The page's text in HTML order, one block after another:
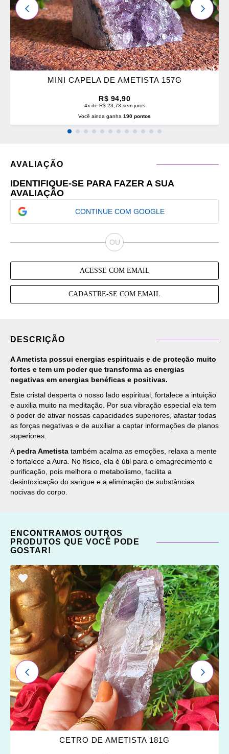
MINI CAPELA DE AMETISTA 157G
R$ 94,90
4x de R$ 23,73 sem juros
Você ainda ganha 190 pontos
ANTERIOR
AVALIAÇÃO
IDENTIFIQUE-SE PARA FAZER A SUA
AVALIAÇÃO
CONTINUE COM GOOGLE
ACESSE COM EMAIL
CADASTRE-SE COM EMAIL
DESCRIÇÃO
AAmetista possui energias espirituais e de proteção muito
fortes e tem um poder que transforma as energias
negativas em energias benéficas e positivas.
Este cristal desperta o nosso lado espiritual, fortalece a intuição
e auxilia muito na meditação. Por sua vibração especial ela tem
o poder de ativar nossas capacidades superiores, afastar todas
as forças negativas e de auxiliar a captar informações de planos
superiores.
A pedra Ametista também acalma as emoções, relaxa a mente
e fortalece a Aura. No físico, ela é útil para o emagrecimento e
purificação, pois melhora o metabolismo, facilita a
desintoxicação do sangue e a eliminação de substâncias
nocivas do corpo.
ENCONTRAMOS OUTROS
PRODUTOS QUE VOCÊ PODE
GOSTAR!
ADICIONAR
OS
FAVORITOS
CETRO DE AMETISTA 181G
ANTERIOR